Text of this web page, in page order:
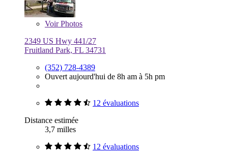
VoirPhotos
2349 US Hwy 441/27
Fruitland Park, FL 34731
(352) 728-4389
Ouvert aujourd'hui de 8h am à 5h pm
12 évaluations
Distance estimée
3,7 milles
12 évaluations